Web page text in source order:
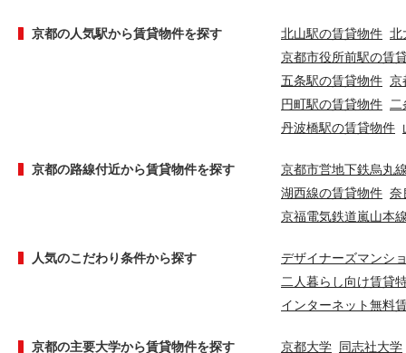
京都の人気駅から賃貸物件を探す 北山駅の賃貸物件 北
京都市役所前駅の賃
五条駅の賃貸物件 京
円町駅の賃貸物件
丹波橋駅の賃貸物件
京都の路線付近から賃貸物件を探す
京都市営地下鉄烏丸
湖西線の賃貸物件 奈
京福電気鉄道嵐山本
人気のこだわり条件から探す
デザイナーズマンシ
二人暮らし向け賃貸
インターネット無料
京都の主要大学から賃貸物件を探す 京都大学 同志社大学